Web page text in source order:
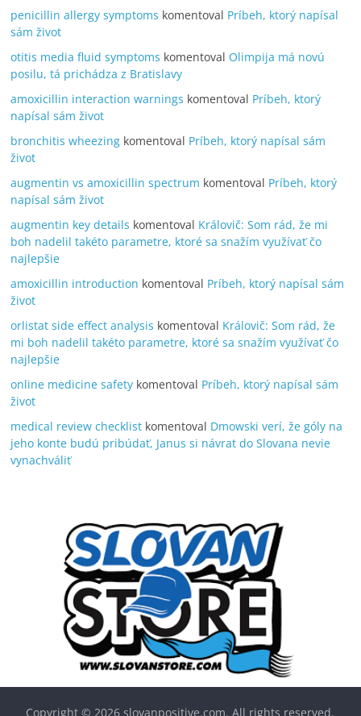
penicillin allergy symptoms komentoval Príbeh, ktorý napísal
sám život
otitis media fluid symptoms komentoval Olimpija má novú
posilu, tá prichádza z Bratislavy
amoxicillin interaction warnings komentoval Príbeh, ktorý
napísal sám život
bronchitis wheezing komentoval Príbeh, ktorý napísal sám
život
augmentin vs amoxicillin spectrum komentoval Príbeh, ktorý
napísal sám život
augmentin key details komentoval Královič: Som rád, že mi
boh nadelil takéto parametre, ktoré sa snažím využívať čo
najlepšie
amoxicillin introduction komentoval Príbeh, ktorý napísal sám
život
orlistat side effect analysis komentoval Královič: Som rád, že
mi boh nadelil takéto parametre, ktoré sa snažím využívať čo
najlepšie
online medicine safety komentoval Príbeh, ktorý napísal sám
život
medical review checklist komentoval Dmowski verí, že góly na
jeho konte budú pribúdať, Janus si návrat do Slovana nevie
vynachváliť
Copyright © 2026slovanpositive.com. All rights reserved.